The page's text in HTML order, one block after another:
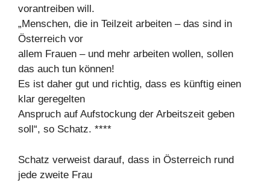
vorantreiben will.
„Menschen, die in Teilzeit arbeiten – das sind in
Österreich vor
allem Frauen – und mehr arbeiten wollen, sollen
das auch tun können!
Es ist daher gut und richtig, dass es künftig einen
klar geregelten
Anspruch auf Aufstockung der Arbeitszeit geben
soll“, so Schatz. ****
Schatz verweist darauf, dass in Österreich rund
jede zweite Frau